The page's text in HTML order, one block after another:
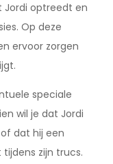
Jordi optreedt en
Op deze
ervoor zorgen
speciale
wil je dat Jordi
dat hij een
zijn trucs.